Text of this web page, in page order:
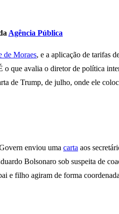
Agência Pública
de Moraes, e a aplicação de tarifas
que avalia o diretor de política
de Trump, de julho, onde ele
enviou uma carta aos
Bolsonaro sob suspeita de
e filho agiram de forma